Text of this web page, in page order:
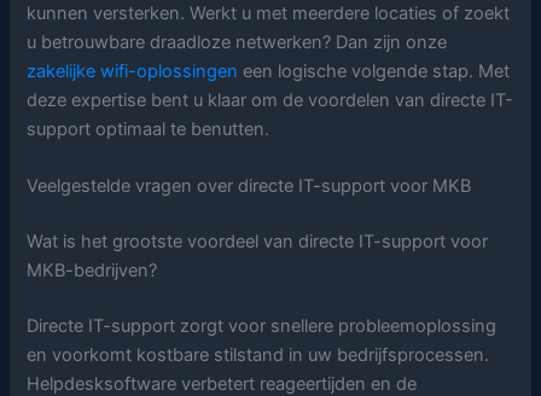
kunnen versterken. Werkt u met meerdere locaties of zoekt
u betrouwbare draadloze netwerken? Dan zijn onze
zakelijke wifi-oplossingen een logische volgende stap. Met
deze expertise bent u klaar om de voordelen van directe IT-
support optimaal te benutten.
Veelgestelde vragen over directe IT-support voor MKB
Wat is het grootste voordeel van directe IT-support voor
MKB-bedrijven?
Directe IT-support zorgt voor snellere probleemoplossing
en voorkomt kostbare stilstand in uw bedrijfsprocessen.
Helpdesksoftware verbetert reageertijden en de